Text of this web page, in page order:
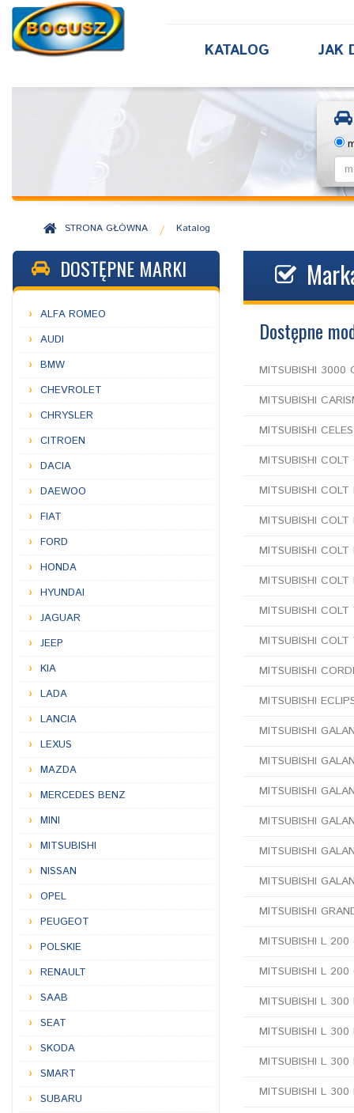
KATALOG JAK
STRONA GŁÓWNA / Katalog
DOSTĘPNE MARKI
ALFA ROMEO
AUDI
BMW
CHEVROLET
CHRYSLER
CITROEN
DACIA
DAEWOO
FIAT
FORD
HONDA
HYUNDAI
JAGUAR
JEEP
KIA
LADA
LANCIA
LEXUS
MAZDA
MERCEDES BENZ
MINI
MITSUBISHI
NISSAN
OPEL
PEUGEOT
POLSKIE
RENAULT
SAAB
SEAT
SKODA
SMART
SUBARU
Dostępne
MITSUBISHI 3000
MITSUBISHI
MITSUBISHI
MITSUBISHI
MITSUBISHI
MITSUBISHI
MITSUBISHI
MITSUBISHI
MITSUBISHI
MITSUBISHI COLT
MITSUBISHI
MITSUBISHI
MITSUBISHI
MITSUBISHI
MITSUBISHI
MITSUBISHI
MITSUBISHI
MITSUBISHI
MITSUBISHI
MITSUBISHI L
MITSUBISHI L
MITSUBISHI L
MITSUBISHI L
MITSUBISHI L
MITSUBISHI L